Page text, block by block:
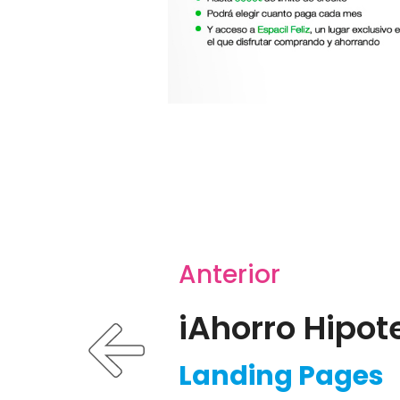
Anterior
iAhorro
Landing Pages